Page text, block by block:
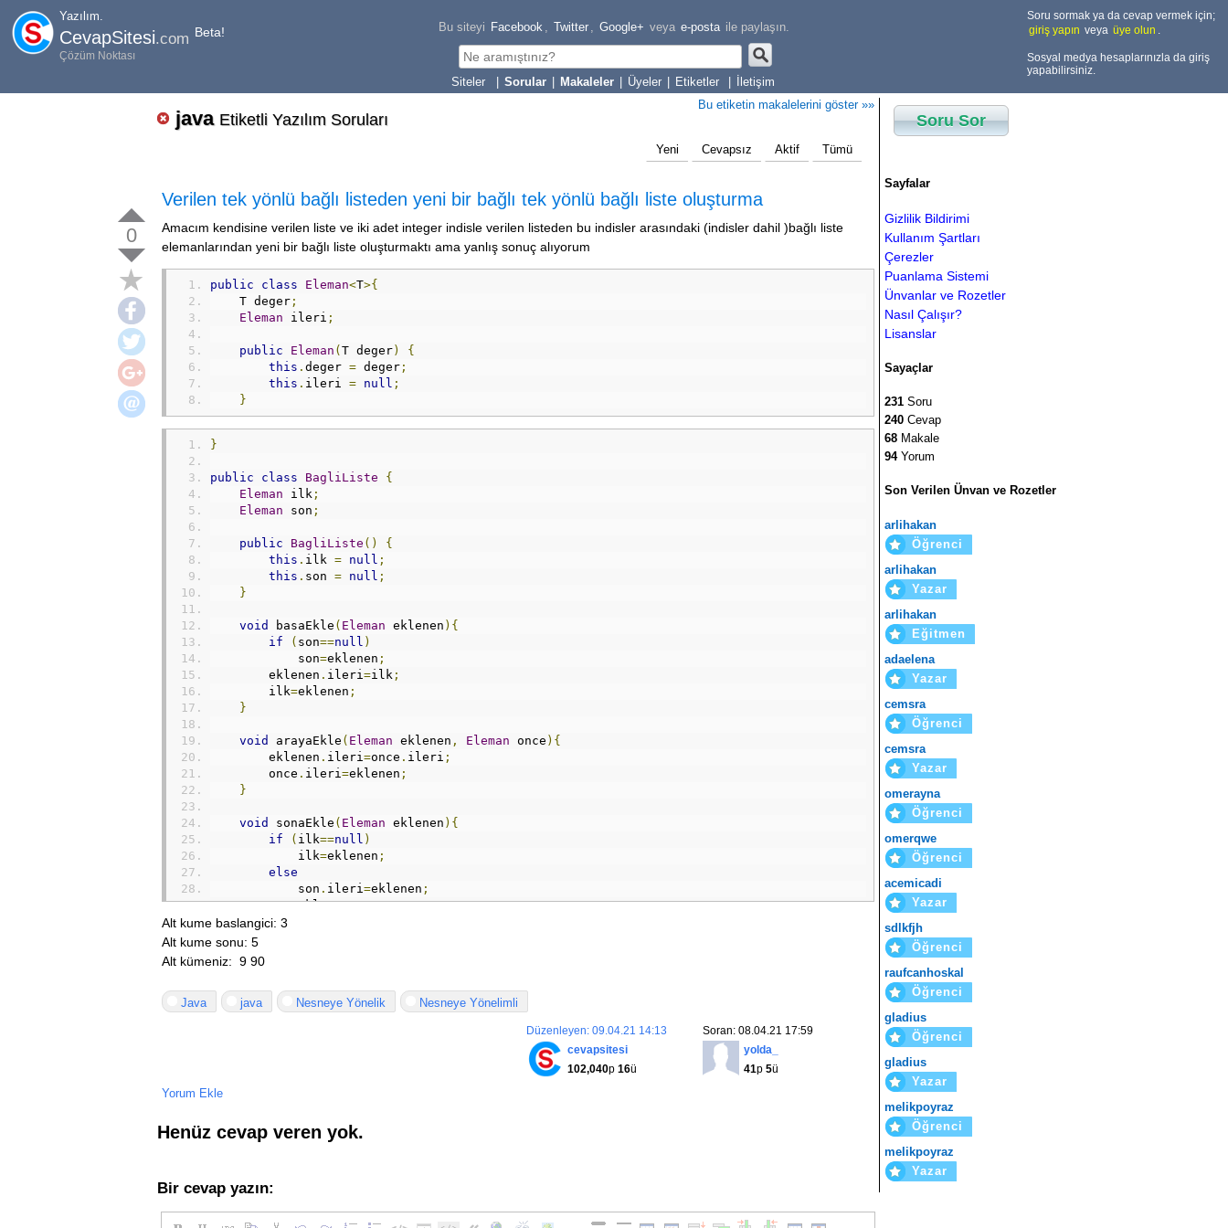
Yazılım.
CevapSitesi.com Beta!
Çözüm Noktası
Bu siteyi Facebook , Twitter , Google+ veya e-posta ile paylaşın.
Sorular Makaleler Üyeler Etiketler İletişim
Soru sormak ya da cevap vermek için;
giriş yapın veya üye olun .
Sosyal medya hesaplarınızla da giriş
yapabilirsiniz.
java Etiketli Yazılım Soruları
Bu etiketin makalelerini göster »»
Yeni Cevapsız Aktif Tümü
0
Verilen tek yönlü bağlı listeden yeni bir bağlı tek yönlü bağlı liste oluşturma
Amacım kendisine verilen liste ve iki adet integer indisle verilen listeden bu indisler arasındaki (indisler dahil )bağlı liste
elemanlarından yeni bir bağlı liste oluşturmaktı ama yanlış sonuç alıyorum
public class Eleman<T>{
    T deger
;
Eleman ileri ;
public Eleman ( T deger)
{
this . deger = deger ;
this . ileri = null ;
}
}
public class BagliListe
{
Eleman ilk ;
Eleman son ;
public BagliListe ()
{
this . ilk = null ;
this . son = null ;
}
void basaEkle ( Eleman eklenen ){
if
( son==null )
            son
=eklenen ;
        eklenen
. ileri=ilk ;
        ilk
=eklenen ;
}
void arayaEkle ( Eleman eklenen , Eleman once ){
        eklenen
. ileri=once . ileri ;
        once
. ileri=eklenen ;
}
void sonaEkle ( Eleman eklenen ){
if
( ilk==null )
            ilk
=eklenen ;
else
            son
. ileri=eklenen ;
        son
=eklenen;
}
void
if
(ilk==null)
            son
=null;
        once
            yedek
=yedek
            ilk
Alt kume baslangici: 3
Alt kume sonu: 5
Alt kümeniz: 9 90
Java java Nesneye Yönelik Nesneye Yönelimli
Soran: 08.04.21 17:59
yolda_
41p 5ü
Düzenleyen: 09.04.21 14:13
cevapsitesi
102,040p 16ü
Yorum Ekle
Henüz cevap veren yok.
Bir cevap yazın:
Soru Sor
Sayfalar
Gizlilik Bildirimi
Kullanım Şartları
Çerezler
Puanlama Sistemi
Ünvanlar ve Rozetler
Nasıl Çalışır?
Lisanslar
Sayaçlar
231 Soru
240 Cevap
68 Makale
94Yorum
Son Verilen Ünvan ve Rozetler
arlihakan
Öğrenci
arlihakan
Yazar
arlihakan
Eğitmen
adaelena
Yazar
cemsra
Öğrenci
cemsra
Yazar
omerayna
Öğrenci
omerqwe
Öğrenci
acemicadi
Yazar
sdlkfjh
Öğrenci
raufcanhoskal
Öğrenci
gladius
Öğrenci
gladius
Yazar
melikpoyraz
Öğrenci
melikpoyraz
Yazar